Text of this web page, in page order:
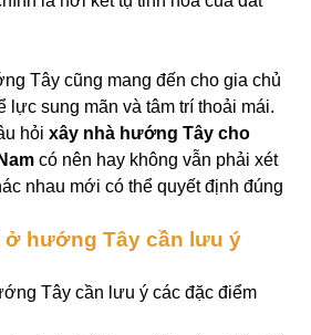
Tây cũng mang đến cho gia chủ
lực sung mãn và tâm trí thoải mái.
hỏi xây nhà hướng Tây cho
có nên hay không vẫn phải xét
nhau mới có thể quyết định đúng
ở hướng Tây cần lưu ý
Tây cần lưu ý các đặc điểm